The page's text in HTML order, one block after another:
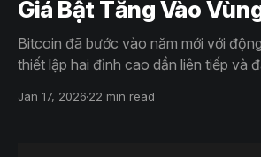
Giá Bật Tăng Vào
Bitcoin đã bước vào năm mới với
thiết lập hai đỉnh cao dần liên tiếp và
tiến vào một vùng nguồn cung quan
Jan 17, 2026 22 min read